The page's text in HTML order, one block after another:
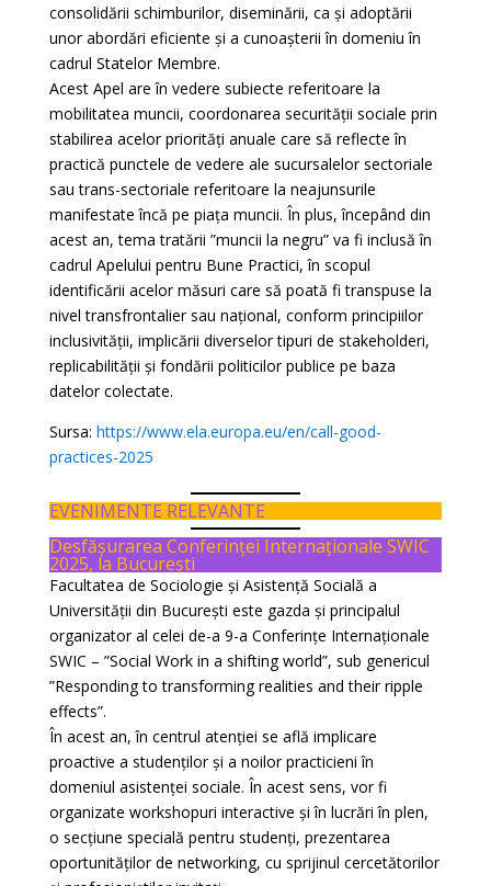
consolidării schimburilor, diseminării, ca și adoptării
unor abordări eficiente și a cunoașterii în domeniu în
cadrul Statelor Membre.
Acest Apel are în vedere subiecte referitoare la
mobilitatea muncii, coordonarea securității sociale prin
stabilirea acelor priorități anuale care să reflecte în
practică punctele de vedere ale sucursalelor sectoriale
sau trans-sectoriale referitoare la neajunsurile
manifestate încă pe piața muncii. În plus, începând din
acest an, tema tratării ”muncii la negru” va fi inclusă în
cadrul Apelului pentru Bune Practici, în scopul
identificării acelor măsuri care să poată fi transpuse la
nivel transfrontalier sau național, conform principiilor
inclusivității, implicării diverselor tipuri de stakeholderi,
replicabilității și fondării politicilor publice pe baza
datelor colectate.
Sursa: https://www.ela.europa.eu/en/call-good-
practices-2025
EVENIMENTE RELEVANTE
Desfășurarea Conferinței Internaționale SWIC
2025, la București
Facultatea de Sociologie și Asistență Socială a
Universității din București este gazda și principalul
organizator al celei de-a 9-a Conferințe Internaționale
SWIC – ”Social Work in a shifting world”, sub genericul
”Responding to transforming realities and their ripple
effects”.
În acest an, în centrul atenției se află implicare
proactive a studenților și a noilor practicieni în
domeniul asistenței sociale. În acest sens, vor fi
organizate workshopuri interactive și în lucrări în plen,
o secțiune specială pentru studenți, prezentarea
oportunităților de networking, cu sprijinul cercetătorilor